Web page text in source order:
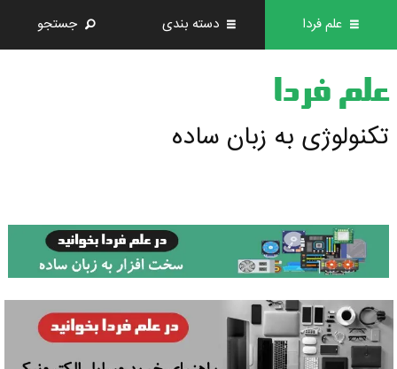
علم فردا دسته بندی جستجو
علم فردا
تکنولوژی به زبان ساده